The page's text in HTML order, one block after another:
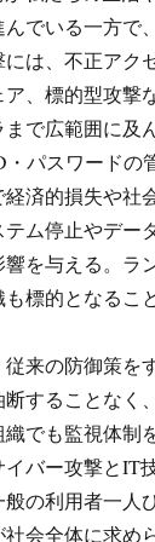
でいる一方で
は、不正アク
、標的型攻撃
で広範囲に及
パスワードの
済的損失や社
ム停止やデー
を与える。ラ
標的となるこ
来の防御策を
することなく
でも監視体制
バー攻撃とIT
の利用者一人
会全体に求め